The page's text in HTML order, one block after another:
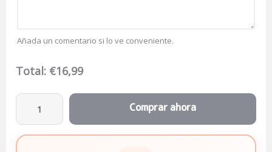
Añada un comentario si lo ve conveniente.
Total: €16,99